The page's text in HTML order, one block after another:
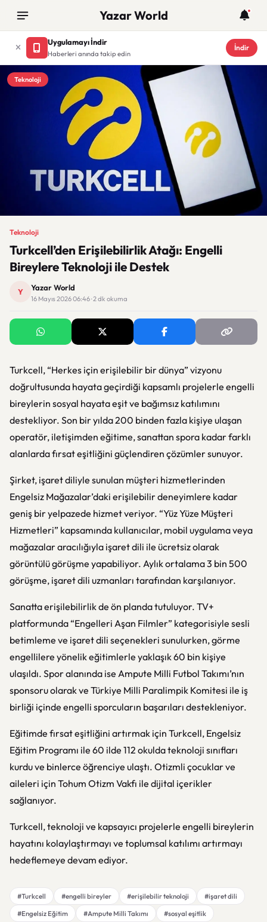
Yazar World
Uygulamayı İndir
Haberleri anında takip edin
İndir
Teknoloji
Teknoloji
Turkcell’den Erişilebilirlik Atağı: Engelli
Bireylere Teknoloji ile Destek
Y Yazar World
16 Mayıs 2026 06:46 · 2 dk okuma
Turkcell, “Herkes için erişilebilir bir dünya” vizyonu
doğrultusunda hayata geçirdiği kapsamlı projelerle engelli
bireylerin sosyal hayata eşit ve bağımsız katılımını
destekliyor. Son bir yılda 200 binden fazla kişiye ulaşan
operatör, iletişimden eğitime, sanattan spora kadar farklı
alanlarda fırsat eşitliğini güçlendiren çözümler sunuyor.
Şirket, işaret diliyle sunulan müşteri hizmetlerinden
Engelsiz Mağazalar’daki erişilebilir deneyimlere kadar
geniş bir yelpazede hizmet veriyor. “Yüz Yüze Müşteri
Hizmetleri” kapsamında kullanıcılar, mobil uygulama veya
mağazalar aracılığıyla işaret dili ile ücretsiz olarak
görüntülü görüşme yapabiliyor. Aylık ortalama 3 bin 500
görüşme, işaret dili uzmanları tarafından karşılanıyor.
Sanatta erişilebilirlik de ön planda tutuluyor. TV+
platformunda “Engelleri Aşan Filmler” kategorisiyle sesli
betimleme ve işaret dili seçenekleri sunulurken, görme
engellilere yönelik eğitimlerle yaklaşık 60 bin kişiye
ulaşıldı. Spor alanında ise Ampute Milli Futbol Takımı’nın
sponsoru olarak ve Türkiye Milli Paralimpik Komitesi ile iş
birliği içinde engelli sporcuların başarıları destekleniyor.
Eğitimde fırsat eşitliğini artırmak için Turkcell, Engelsiz
Eğitim Programı ile 60 ilde 112 okulda teknoloji sınıfları
kurdu ve binlerce öğrenciye ulaştı. Otizmli çocuklar ve
aileleri için Tohum Otizm Vakfı ile dijital içerikler
sağlanıyor.
Turkcell, teknoloji ve kapsayıcı projelerle engelli bireylerin
hayatını kolaylaştırmayı ve toplumsal katılımı artırmayı
hedeflemeye devam ediyor.
#Turkcell #engelli bireyler #erişilebilir teknoloji
#işaret dili
#Engelsiz Eğitim
#Ampute Milli Takımı
#sosyal eşitlik